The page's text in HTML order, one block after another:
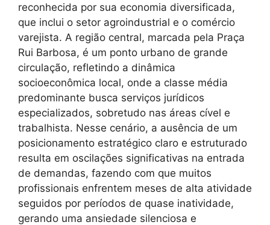
reconhecida por sua economia diversificada,
que inclui o setor agroindustrial e o comércio
varejista. A região central, marcada pela Praça
Rui Barbosa, é um ponto urbano de grande
circulação, refletindo a dinâmica
socioeconômica local, onde a classe média
predominante busca serviços jurídicos
especializados, sobretudo nas áreas cível e
trabalhista. Nesse cenário, a ausência de um
posicionamento estratégico claro e estruturado
resulta em oscilações significativas na entrada
de demandas, fazendo com que muitos
profissionais enfrentem meses de alta atividade
seguidos por períodos de quase inatividade,
gerando uma ansiedade silenciosa e